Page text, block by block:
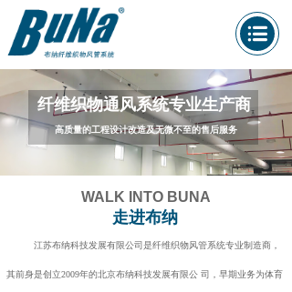
纤维织物通风系统专业生产商
高质量的工程设计改造及无微不至的售后服务
WALK INTO BUNA
走进布纳
江苏布纳科技发展有限公司是纤维织物风管系统专业制造商，
其前身是创立2009年的北京布纳科技发展有限公 司，早期业务为体育